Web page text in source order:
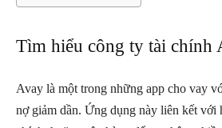
Tìm hiểu công ty tài chính
Avay là một trong những app cho vay
nợ giảm dần. Ứng dụng này liên kết với